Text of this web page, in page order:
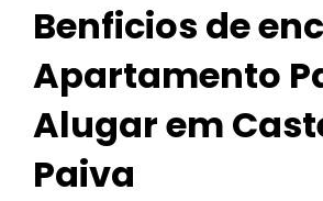
Benficios de
Apartamento
Alugar em
Paiva